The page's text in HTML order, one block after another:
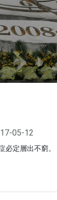
05-12
必定層出不窮。